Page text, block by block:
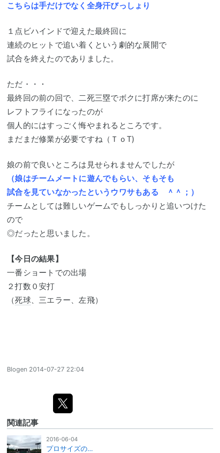
こちらは手だけでなく全身汗びっしょり
１点ビハインドで迎えた最終回に
連続のヒットで追い着くという劇的な展開で
試合を終えたのでありました。
ただ・・・
最終回の前の回で、二死三塁でボクに打席が来たのに
レフトフライになったのが
個人的にはすっごく悔やまれるところです。
まだまだ修業が必要ですね（ＴｏT)
娘の前で良いところは見せられませんでしたが
（娘はチームメートに遊んでもらい、そもそも
試合を見ていなかったというウワサもある ＾＾；）
チームとしては難しいゲームでもしっかりと追いつけた
ので
◎だったと思いました。
【今日の結果】
一番ショートでの出場
２打数０安打
（死球、三エラー、左飛）
Blogen 2014-07-27 22:04
関連記事
2016-06-04
プロサイズの…